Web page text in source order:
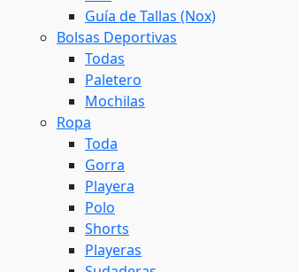
Guía de Tallas (Nox)
Bolsas Deportivas
Todas
Paletero
Mochilas
Ropa
Toda
Gorra
Playera
Polo
Shorts
Playeras